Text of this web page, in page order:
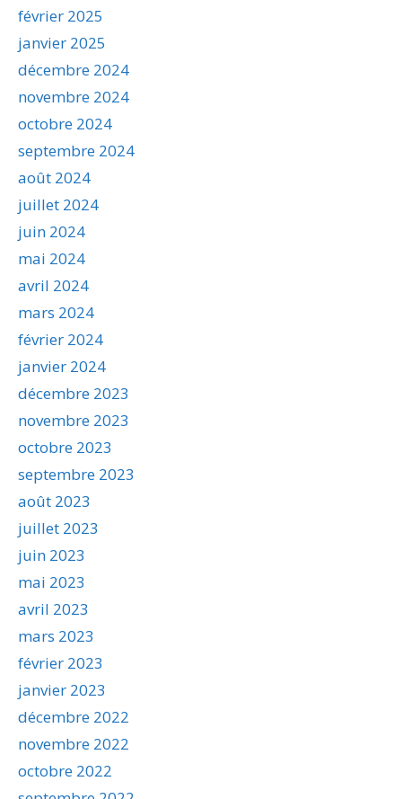
février 2025
janvier 2025
décembre 2024
novembre 2024
octobre 2024
septembre 2024
août 2024
juillet 2024
juin 2024
mai 2024
avril 2024
mars 2024
février 2024
janvier 2024
décembre 2023
novembre 2023
octobre 2023
septembre 2023
août 2023
juillet 2023
juin 2023
mai 2023
avril 2023
mars 2023
février 2023
janvier 2023
décembre 2022
novembre 2022
octobre 2022